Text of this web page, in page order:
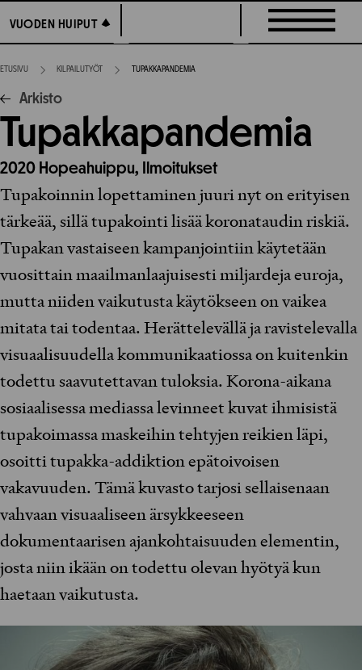
suoraan
sisältöön
VUODEN HUIPUT
VUODEN HUIPUT
ETUSIVU KILPAILUTYÖT TUPAKKAPANDEMIA
Arkisto
Tupakkapandemia
2020 Hopeahuippu, Ilmoitukset
Tupakoinnin lopettaminen juuri nyt on erityisen
tärkeää, sillä tupakointi lisää koronataudin riskiä.
Tupakan vastaiseen kampanjointiin käytetään
vuosittain maailmanlaajuisesti miljardeja euroja,
mutta niiden vaikutusta käytökseen on vaikea
mitata tai todentaa. Herättelevällä ja ravistelevalla
visuaalisuudella kommunikaatiossa on kuitenkin
todettu saavutettavan tuloksia. Korona-aikana
sosiaalisessa mediassa levinneet kuvat ihmisistä
tupakoimassa maskeihin tehtyjen reikien läpi,
osoitti tupakka-addiktion epätoivoisen
vakavuuden. Tämä kuvasto tarjosi sellaisenaan
vahvaan visuaaliseen ärsykkeeseen
dokumentaarisen ajankohtaisuuden elementin,
josta niin ikään on todettu olevan hyötyä kun
haetaan vaikutusta.